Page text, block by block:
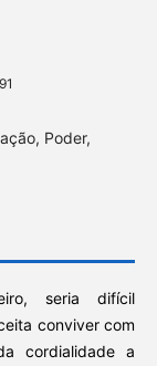
Poder,
seria difícil
conviver com
cordialidade a